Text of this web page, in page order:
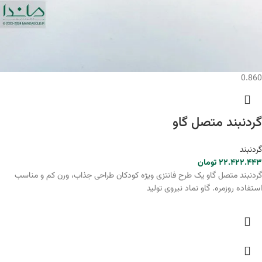
0.860
گردنبند متصل گاو
گردنبند
۲۲.۴۲۲.۴۴۳تومان
گردنبند متصل گاو یک طرح فانتزی ویژه کودکان طراحی جذاب، ورن کم و مناسب
استفاده روزمره. گاو نماد نیروی تولید